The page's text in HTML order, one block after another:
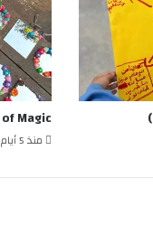
Magic
منذ 5 أيام